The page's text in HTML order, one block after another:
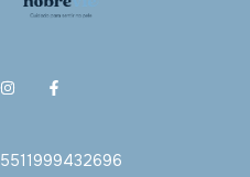
5511999432696